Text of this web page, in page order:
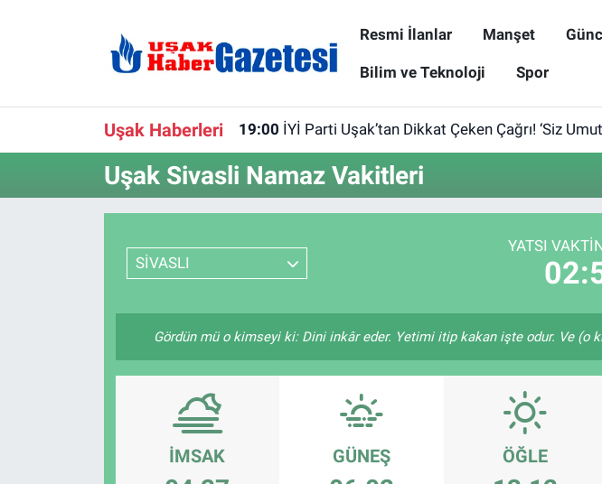
Resmi İlanlar Manşet
Bilim ve Teknoloji Spor
Uşak Haberleri 19:00 İYİ Parti Uşak’tan Dikkat Çeken Çağrı! ‘Siz
Uşak Sivasli Namaz Vakitleri
SİVASLI
YATSI
Gördün mü o kimseyi ki: Dini inkâr eder. Yetimi itip kakan işte odur. Ve
İMSAK GÜNEŞ ÖĞLE
E-Gazete
Gazete İlanları
Uşak Hava Durumu
Süper Lig Puan Durumu ve Fikstür
Son Dakika Haberleri